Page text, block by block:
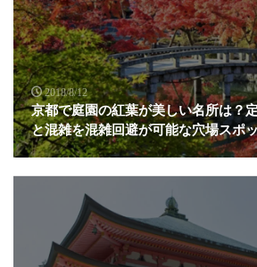
2018/8/12
京都で庭園の紅葉が美しい名所は？
と混雑を混雑回避が可能な穴場スポ